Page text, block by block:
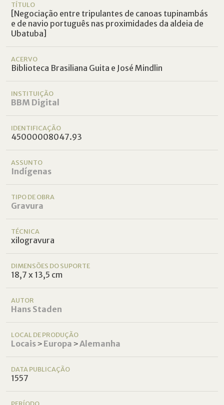
TÍTULO
[Negociação entre tripulantes de canoas tupinambás
e de navio português nas proximidades da aldeia de
Ubatuba]
ACERVO
Biblioteca Brasiliana Guita e José Mindlin
INSTITUIÇÃO
BBM Digital
IDENTIFICAÇÃO
45000008047.93
ASSUNTO
Indígenas
TIPO DE OBRA
Gravura
TÉCNICA
xilogravura
DIMENSÕES DO SUPORTE
18,7 x 13,5 cm
AUTOR
Hans Staden
LOCAL DE PRODUÇÃO
Locais˃ Europa ˃Alemanha
DATA PUBLICAÇÃO
1557